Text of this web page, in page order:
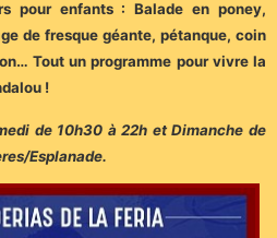
pour enfants : Balade en poney,
de fresque géante, pétanque, coin
Tout un programme pour vivre la
!
de 10h30 à 22h et Dimanche de
Esplanade.